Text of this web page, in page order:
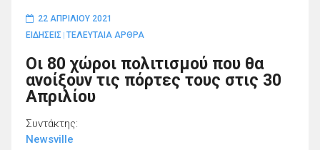
22 ΑΠΡΙΛΊΟΥ 2021
ΕΙΔΗΣΕΙΣ ΤΕΛΕΥΤΑΙΑ ΑΡΘΡΑ
Οι 80 χώροι πολιτισμού που θα
ανοίξουν τις πόρτες τους στις 30
Απριλίου
Συντάκτης:
Newsville